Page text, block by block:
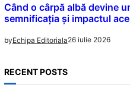
Când o cârpă albă devine
semnificația și impactul
byEchipa Editoriala26 iulie 2026
RECENT POSTS